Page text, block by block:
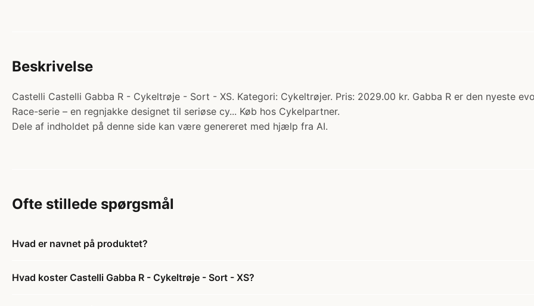
Beskrivelse
Castelli Castelli Gabba R - Cykeltrøje - Sort - XS. Kategori: Cykeltrøjer. Pris: 2029.00 kr. Gabba R er den nyeste
Race-serie – en regnjakke designet til seriøse cy... Køb hos Cykelpartner.
Dele af indholdet på denne side kan være genereret med hjælp fra AI.
Ofte stillede spørgsmål
Hvad er navnet på produktet?
Hvad koster Castelli Gabba R - Cykeltrøje - Sort - XS?